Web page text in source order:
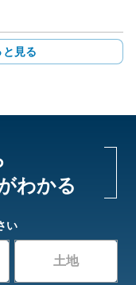
見る
わかる
い
土地